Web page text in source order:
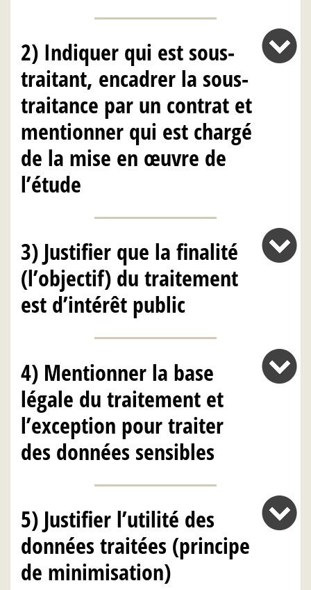
2) Indiquer qui est sous-
traitant, encadrer la sous-
traitance par un contrat et
mentionner qui est chargé
de la mise en œuvre de
l’étude
3) Justifier que la finalité
(l’objectif) du traitement
est d’intérêt public
4) Mentionner la base
légale du traitement et
l’exception pour traiter
des données sensibles
5) Justifier l’utilité des
données traitées (principe
de minimisation)